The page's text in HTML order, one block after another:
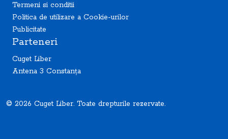
Termeni si conditii
Politica de utilizare a Cookie-urilor
Publicitate
Parteneri
Cuget Liber
Antena 3 Constanța
© 2026 Cuget Liber. Toate drepturile rezervate.